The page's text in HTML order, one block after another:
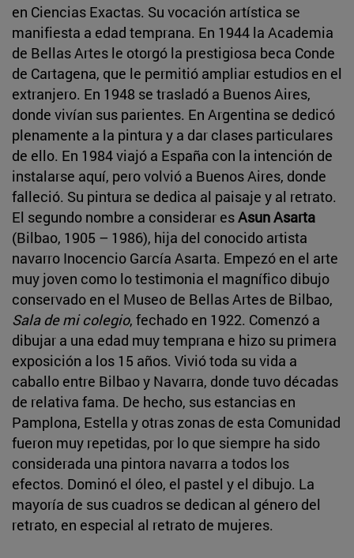
en Ciencias Exactas. Su vocación artística se
manifiesta a edad temprana. En 1944 la Academia
de Bellas Artes le otorgó la prestigiosa beca Conde
de Cartagena, que le permitió ampliar estudios en el
extranjero. En 1948 se trasladó a Buenos Aires,
donde vivían sus parientes. En Argentina se dedicó
plenamente a la pintura y a dar clases particulares
de ello. En 1984 viajó a España con la intención de
instalarse aquí, pero volvió a Buenos Aires, donde
falleció. Su pintura se dedica al paisaje y al retrato.
El segundo nombre a considerar esAsun Asarta
(Bilbao, 1905 – 1986), hija del conocido artista
navarro Inocencio García Asarta. Empezó en el arte
muy joven como lo testimonia el magnífico dibujo
conservado en el Museo de Bellas Artes de Bilbao,
Sala de mi colegio, fechado en 1922. Comenzó a
dibujar a una edad muy temprana e hizo su primera
exposición a los 15 años. Vivió toda su vida a
caballo entre Bilbao y Navarra, donde tuvo décadas
de relativa fama. De hecho, sus estancias en
Pamplona, Estella y otras zonas de esta Comunidad
fueron muy repetidas, por lo que siempre ha sido
considerada una pintora navarra a todos los
efectos. Dominó el óleo, el pastel y el dibujo. La
mayoría de sus cuadros se dedican al género del
retrato, en especial al retrato de mujeres.